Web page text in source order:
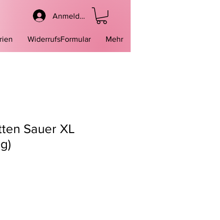
WiderrufsFormular Mehr
Anmelden
Sauer XL